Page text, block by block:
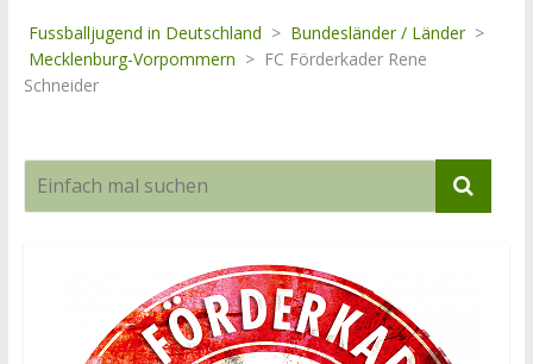
Fussballjugend in Deutschland > Bundesländer / Länder >
Mecklenburg-Vorpommern > FC Förderkader Rene
Schneider